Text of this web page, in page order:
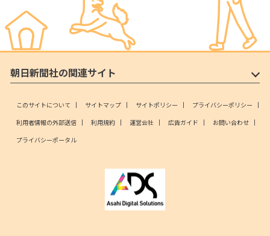
朝日新聞社の関連サイト
このサイトについて サイトマップ サイトポリシー
プライバシーポリシー
利用者情報の外部送信
利用規約 運営会社 広告ガイド
お問い合わせ
プライバシーポータル